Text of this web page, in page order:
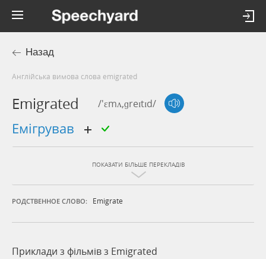
Назад
Англійська вимова слова emigrated
Emigrated /'ɛmʌ,ɡreɪtɪd/
емігрував
ПОКАЗАТИ БІЛЬШЕ ПЕРЕКЛАДІВ
РОДСТВЕННОЕ СЛОВО: Emigrate
Приклади з фільмів з Emigrated